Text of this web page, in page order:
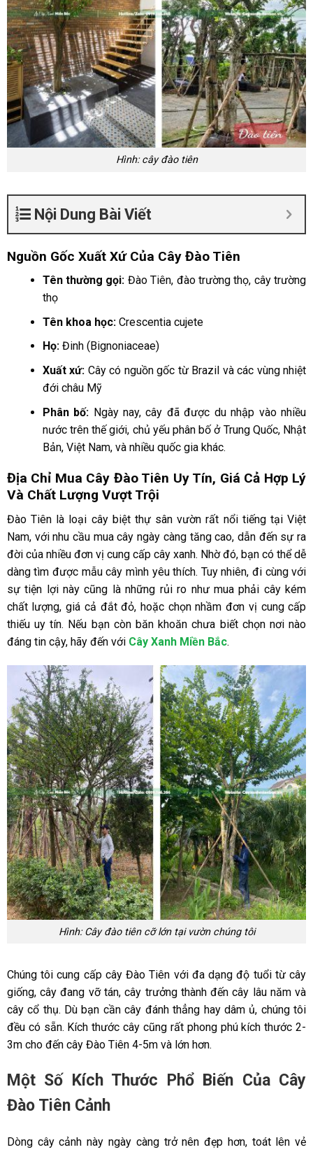
Hình: cây đào tiên
Nội Dung Bài Viết
Nguồn Gốc Xuất Xứ Của Cây Đào Tiên
Tên thường gọi: Đào Tiên, đào trường thọ, cây trường
thọ
Tên khoa học:Crescentia cujete
Họ: Đinh (Bignoniaceae)
Xuất xứ: Cây có nguồn gốc từ Brazil và các vùng nhiệt
đới châu Mỹ
Phân bố: Ngày nay, cây đã được du nhập vào nhiều
nước trên thế giới, chủ yếu phân bố ở Trung Quốc, Nhật
Bản, Việt Nam, và nhiều quốc gia khác.
Địa Chỉ Mua Cây Đào Tiên Uy Tín, Giá Cả Hợp Lý
Và Chất Lượng Vượt Trội
Đào Tiên là loại cây biệt thự sân vườn rất nổi tiếng tại Việt
Nam, với nhu cầu mua cây ngày càng tăng cao, dẫn đến sự ra
đời của nhiều đơn vị cung cấp cây xanh. Nhờ đó, bạn có thể dễ
dàng tìm được mẫu cây mình yêu thích. Tuy nhiên, đi cùng với
sự tiện lợi này cũng là những rủi ro như mua phải cây kém
chất lượng, giá cả đắt đỏ, hoặc chọn nhầm đơn vị cung cấp
thiếu uy tín. Nếu bạn còn băn khoăn chưa biết chọn nơi nào
đáng tin cậy, hãy đến với Cây Xanh Miền Bắc.
Hình: Cây đào tiên cỡ lớn tại vườn chúng tôi
Chúng tôi cung cấp cây Đào Tiên với đa dạng độ tuổi từ cây
giống, cây đang vỡ tán, cây trưởng thành đến cây lâu năm và
cây cổ thụ. Dù bạn cần cây đánh thẳng hay dâm ủ, chúng tôi
đều có sẵn. Kích thước cây cũng rất phong phú kích thước 2-
3m cho đến cây Đào Tiên 4-5m và lớn hơn.
Một Số Kích Thước Phổ Biến Của Cây
Đào Tiên Cảnh
Dòng cây cảnh này ngày càng trở nên đẹp hơn, toát lên vẻ